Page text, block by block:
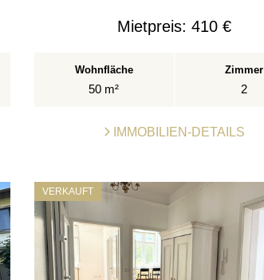
Mietpreis: 410 €
Wohnfläche
50 m²
Zimmer
2
IMMOBILIEN-DETAILS
VERKAUFT